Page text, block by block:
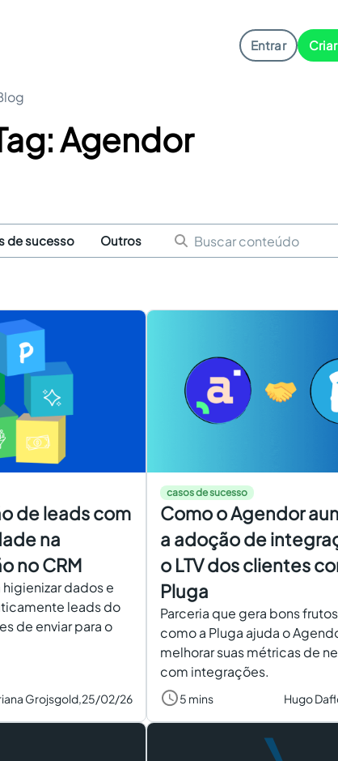
Entrar
Agendor
de sucesso Outros
de leads com
na
no CRM
higienizar dados e
leads do
de enviar para o
Grojsgold, 25/02/26
casos de sucesso
Como o Agendor
a adoção de
o LTV dos clientes
Pluga
Parceria que gera bons
como a Pluga ajuda o
melhorar suas métricas de
com integrações.
5 mins Hugo